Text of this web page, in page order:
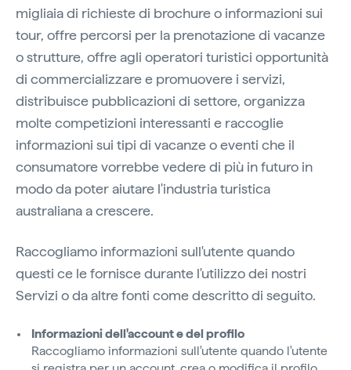
migliaia di richieste di brochure o informazioni sui
tour, offre percorsi per la prenotazione di vacanze
o strutture, offre agli operatori turistici opportunità
di commercializzare e promuovere i servizi,
distribuisce pubblicazioni di settore, organizza
molte competizioni interessanti e raccoglie
informazioni sui tipi di vacanze o eventi che il
consumatore vorrebbe vedere di più in futuro in
modo da poter aiutare l'industria turistica
australiana a crescere.
Raccogliamo informazioni sull'utente quando
questi ce le fornisce durante l'utilizzo dei nostri
Servizi o da altre fonti come descritto di seguito.
Informazioni dell'account e del profilo
Raccogliamo informazioni sull'utente quando l'utente